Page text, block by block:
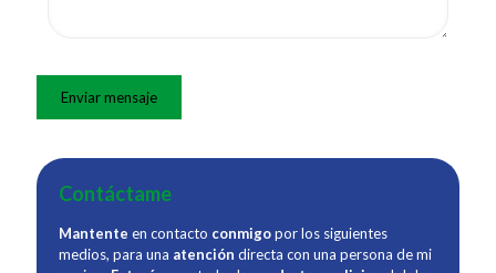
Contáctame
Mantente en contacto conmigopor los siguientes
medios, para una atención directa con una persona de mi